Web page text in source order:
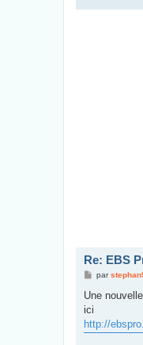
Re: EBS
M
s
a
g
e
par
Une
ici
http://